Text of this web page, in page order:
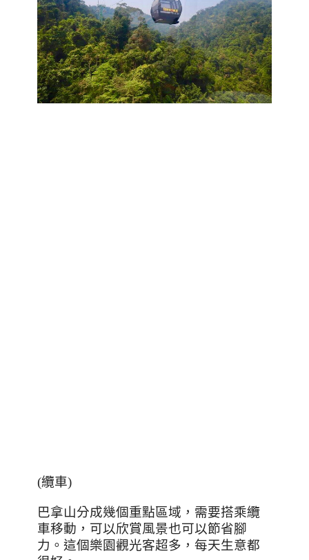
(纜車)
巴拿山分成幾個重點區域，需要搭乘纜
車移動，可以欣賞風景也可以節省腳
力。這個樂園觀光客超多，每天生意都